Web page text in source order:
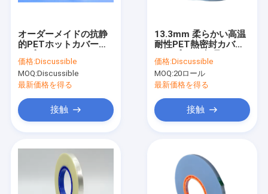
オーダーメイドの抗静
的PETホットカバーテ
価格:Discussible
MOQ:Discussible
最新価格を得る
接触
13.3mm 柔らかい高温
耐性PET熱密封カバー
価格:Discussible
MOQ:20ロール
最新価格を得る
接触